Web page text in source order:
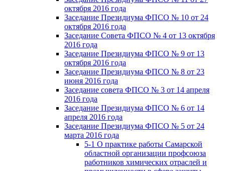
октября 2016 года
Заседание Президиума ФПСО № 10 от 24
октября 2016 года
Заседание Совета ФПСО № 4 от 13 октября
2016 года
Заседание Президиума ФПСО № 9 от 13
октября 2016 года
Заседание Президиума ФПСО № 8 от 23
июня 2016 года
Заседание совета ФПСО № 3 от 14 апреля
2016 года
Заседание Президиума ФПСО № 6 от 14
апреля 2016 года
Заседание Президиума ФПСО № 5 от 24
марта 2016 года
5-1 О практике работы Самарской
областной организации профсоюза
работников химических отраслей и